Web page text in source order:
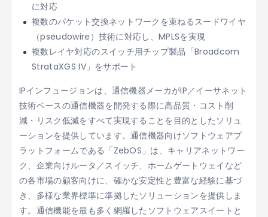
に対応
複数のパケット交換ネットワークを束ねるスードワイヤ
（pseudowire）技術に対応し、MPLSを実現
複数レイヤ対応のスイッチ用チップ製品「Broadcom
StrataXGS IV」をサポート
IPインフュージョンは、通信機器メーカがIP／イーサネット
技術ベースの通信機器を開発する際に高品質・コスト削
減・リスク低減をすべて実現することを目的としたソリュ
ーションを提供しています。通信機器向けソフトウェアプ
ラットフォームである「ZebOS」は、キャリアネットワー
ク、企業向けルータ／スイッチ、ホームゲートウェイなど
の各市場の顧客向けに、確かな安定性と豊富な経験に基づ
き、多様な業界標準に準拠したソリューションを提供しま
す。通信機能を最も多く網羅したソフトウェアスイートと